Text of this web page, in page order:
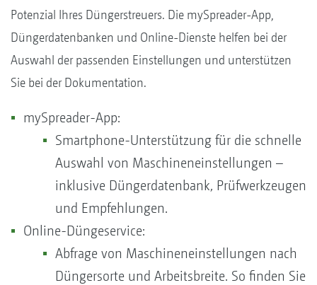
Potenzial Ihres Düngerstreuers. Die mySpreader-App,
Düngerdatenbanken und Online-Dienste helfen bei der
Auswahl der passenden Einstellungen und unterstützen
Sie bei der Dokumentation.
mySpreader-App:
Smartphone-Unterstützung für die schnelle
Auswahl von Maschineneinstellungen –
inklusive Düngerdatenbank, Prüfwerkzeugen
und Empfehlungen.
Online-Düngeservice:
Abfrage von Maschineneinstellungen nach
Düngersorte und Arbeitsbreite. So finden Sie